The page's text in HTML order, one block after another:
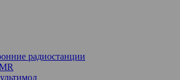
радиостанции